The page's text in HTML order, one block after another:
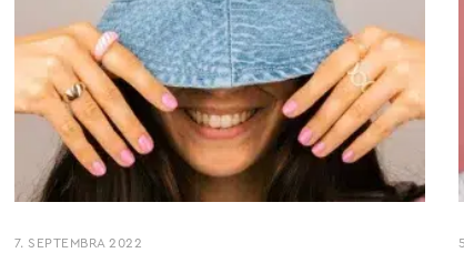
7. SEPTEMBRA 2022